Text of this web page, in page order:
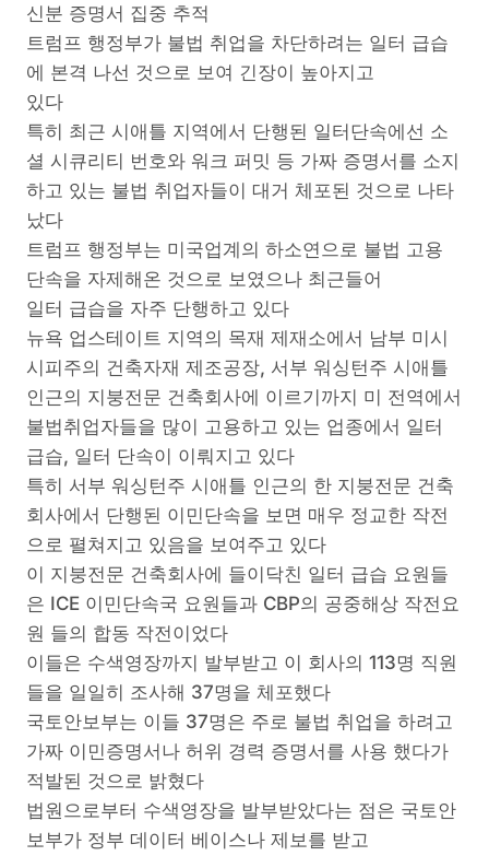
신분 증명서 집중 추적
트럼프 행정부가 불법 취업을 차단하려는 일터 급습
에 본격 나선 것으로 보여 긴장이 높아지고
있다
특히 최근 시애틀 지역에서 단행된 일터단속에선 소
셜 시큐리티 번호와 워크 퍼밋 등 가짜 증명서를 소지
하고 있는 불법 취업자들이 대거 체포된 것으로 나타
났다
트럼프 행정부는 미국업계의 하소연으로 불법 고용
단속을 자제해온 것으로 보였으나 최근들어
일터 급습을 자주 단행하고 있다
뉴욕 업스테이트 지역의 목재 제재소에서 남부 미시
시피주의 건축자재 제조공장, 서부 워싱턴주 시애틀
인근의 지붕전문 건축회사에 이르기까지 미 전역에서
불법취업자들을 많이 고용하고 있는 업종에서 일터
급습, 일터 단속이 이뤄지고 있다
특히 서부 워싱턴주 시애틀 인근의 한 지붕전문 건축
회사에서 단행된 이민단속을 보면 매우 정교한 작전
으로 펼쳐지고 있음을 보여주고 있다
이 지붕전문 건축회사에 들이닥친 일터 급습 요원들
은 ICE 이민단속국 요원들과 CBP의 공중해상 작전요
원 들의 합동 작전이었다
이들은 수색영장까지 발부받고 이 회사의 113명 직원
들을 일일히 조사해 37명을 체포했다
국토안보부는 이들 37명은 주로 불법 취업을 하려고
가짜 이민증명서나 허위 경력 증명서를 사용 했다가
적발된 것으로 밝혔다
법원으로부터 수색영장을 발부받았다는 점은 국토안
보부가 정부 데이터 베이스나 제보를 받고